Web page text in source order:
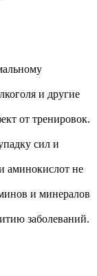
и другие
от тренировок.
сил и
аминокислот не
и минералов
заболеваний.